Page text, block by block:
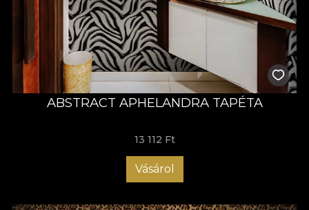
ABSTRACT APHELANDRA TAPÉTA
13 112 Ft
Vásárol